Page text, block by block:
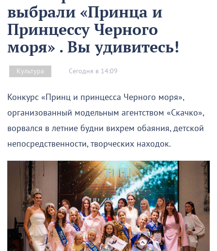
выбрали «Принца и
Принцессу Черного
моря» . Вы удивитесь!
Культура Сегодня в 14:09
Конкурс «Принц и принцесса Черного моря»,
организованный модельным агентством «Скачко»,
ворвался в летние будни вихрем обаяния, детской
непосредственности, творческих находок.